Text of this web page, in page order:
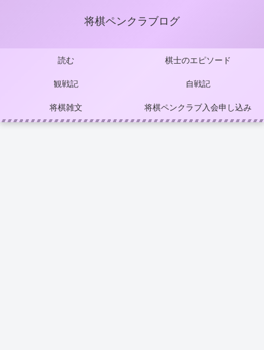
将棋ペンクラブログ
読む 棋士のエピソード
観戦記 自戦記
将棋雑文 将棋ペンクラブ入会申し込み